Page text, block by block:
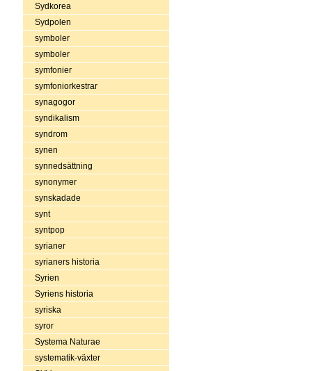
Sydkorea
Sydpolen
symboler
symboler
symfonier
symfoniorkestrar
synagogor
syndikalism
syndrom
synen
synnedsättning
synonymer
synskadade
synt
syntpop
syrianer
syrianers historia
Syrien
Syriens historia
syriska
syror
Systema Naturae
systematik-växter